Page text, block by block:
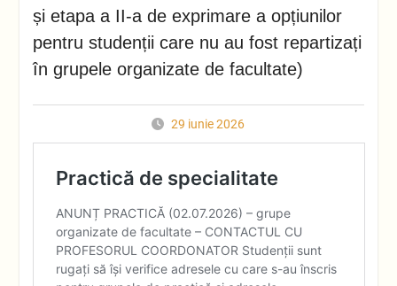
și etapa a II-a de exprimare a opțiunilor
pentru studenții care nu au fost repartizați
în grupele organizate de facultate)
29 iunie 2026